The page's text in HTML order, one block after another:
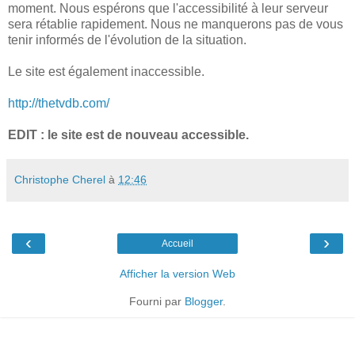
moment. Nous espérons que l'accessibilité à leur serveur
sera rétablie rapidement. Nous ne manquerons pas de vous
tenir informés de l'évolution de la situation.
Le site est également inaccessible.
http://thetvdb.com/
EDIT : le site est de nouveau accessible.
Christophe Cherel à 12:46
‹ ›
Accueil
Afficher la version Web
Fourni par Blogger.